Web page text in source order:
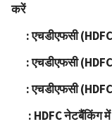
करें
: एचडीएफसी
: एचडीएफसी
: एचडीएफसी
: HDFC नेटबैंकिंग में